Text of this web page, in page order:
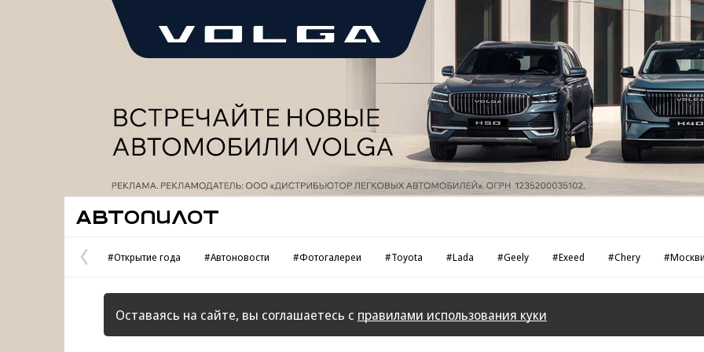
Предыдущая
страница
#Открытие года #Автоновости #Фотогалереи #Toyota #Lada #Geely #Exeed #Chery
Оставаясь на сайте, вы соглашаетесь с правилами использования куки